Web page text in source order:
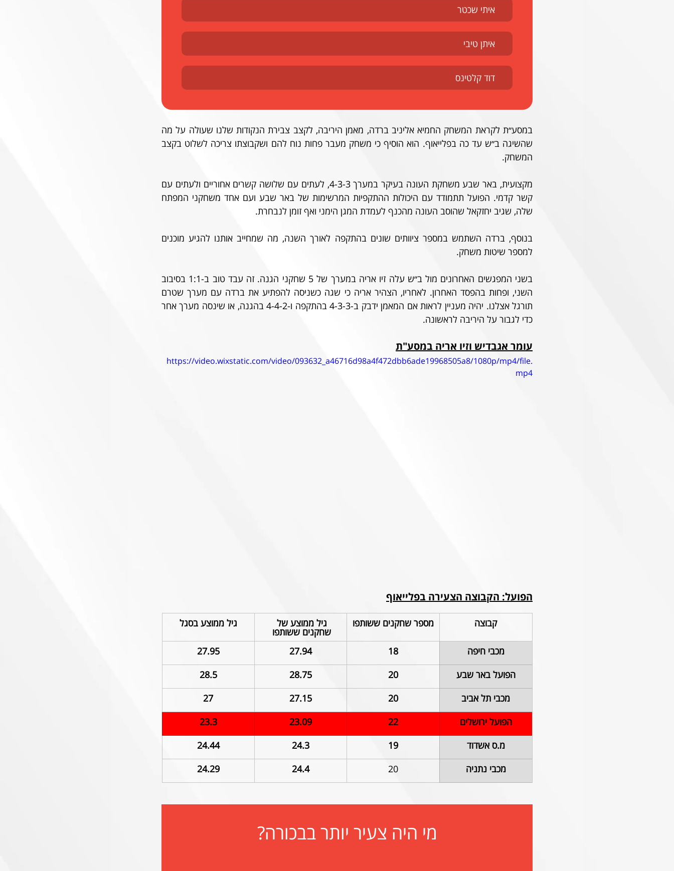
איתי שכטר
איתן טיבי
דוד קלטינס
המשחק.
שלה, שגיב יחזקאל שהוסב העונה מהכנף לעמדת המגן הימני ואף זומן לנבחרת.
למספר שיטות משחק.
כדי לגבור על היריבה לראשונה.
עומר אגבדיש וזיו אריה במסע"ת
https://video.wixstatic.com/video/093632_a46716d98a4f472dbb6ade19968505a8/1080p/mp4/file.
mp4
הפועל: הקבוצה הצעירה בפלייאוף
קבוצה מספר שחקנים ששותפו גיל ממוצע של
שחקנים ששותפו
גיל ממוצע בסגל
מכבי חיפה 18
27.94
27.95
הפועל באר שבע
20
28.75
28.5
מכבי תל אביב
20
27.15
27
הפועל ירושלים
22
23.09
23.3
מ.ס אשדוד
19
24.3
24.44
מכבי נתניה
20
24.4
24.29
מי היה צעיר יותר בבכורה?